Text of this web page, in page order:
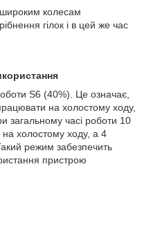
широким колесам
гілок і в цей же час
S6 (40%). Це означає,
на холостому ходу,
часі роботи 10
холостому ходу, а 4
режим забезпечить
пристрою